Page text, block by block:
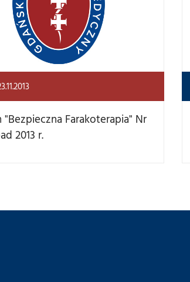
"Bezpieczna Farakoterapia" Nr
2013 r.